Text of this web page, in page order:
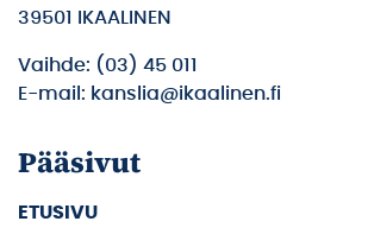
39501 IKAALINEN
Vaihde: (03) 45 011
E-mail: kanslia@ikaalinen.fi
Pääsivut
ETUSIVU